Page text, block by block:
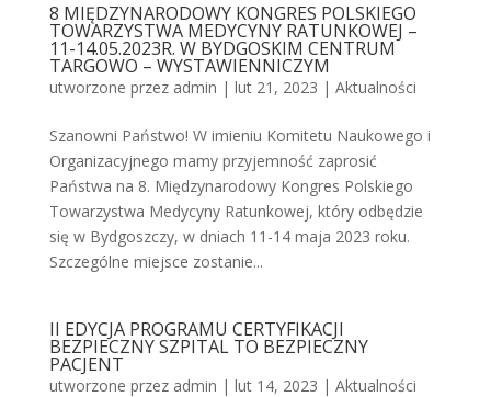
8 MIĘDZYNARODOWY KONGRES POLSKIEGO
TOWARZYSTWA MEDYCYNY RATUNKOWEJ –
11-14.05.2023R. W BYDGOSKIM CENTRUM
TARGOWO – WYSTAWIENNICZYM
utworzone przez admin | lut 21, 2023 | Aktualności
Szanowni Państwo! W imieniu Komitetu Naukowego i
Organizacyjnego mamy przyjemność zaprosić
Państwa na 8. Międzynarodowy Kongres Polskiego
Towarzystwa Medycyny Ratunkowej, który odbędzie
się w Bydgoszczy, w dniach 11-14 maja 2023 roku.
Szczególne miejsce zostanie...
II EDYCJA PROGRAMU CERTYFIKACJI
BEZPIECZNY SZPITAL TO BEZPIECZNY
PACJENT
utworzone przez admin | lut 14, 2023 | Aktualności